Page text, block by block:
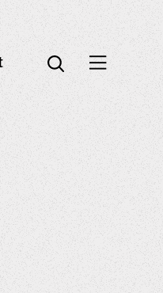
Öppna sök
Öppna menyn